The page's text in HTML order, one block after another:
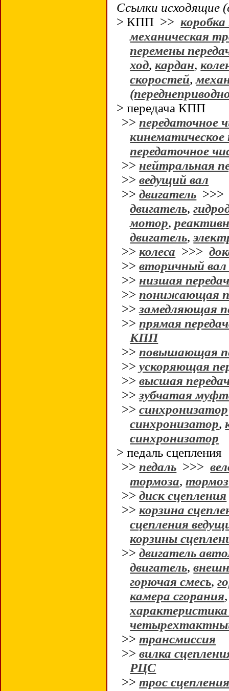
Ссылки исходящие
> КПП >>
механическая
перемены
ход,кардан,
скоростей,
> передача КПП
>>передаточное
кинематическое
передаточное
>> нейтральная
>>ведущий вал
>>двигатель
двигатель,
мотор,
двигатель,
>>колеса >>>
>>вторичный
>> низшая
>>понижающая
>>замедляющая
>>прямая
КПП
>>повышающая
>>ускоряющая
>>высшая
>>зубчатая
>>синхронизатор
синхронизатор,
синхронизатор
> педаль сцепления
>>педаль >>>
тормоза,тормоз
>>диск сцепления
>>корзина
сцепления
корзины
>>двигатель
двигатель,
горючая смесь,
камера сгорания
характеристика
>>трансмиссия
>>вилка
РЦС
>>трос